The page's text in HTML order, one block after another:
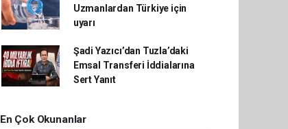
Uzmanlardan Türkiye için
uyarı
Şadi Yazıcı’dan Tuzla’daki
Emsal Transferi İddialarına
Sert Yanıt
En Çok Okunanlar